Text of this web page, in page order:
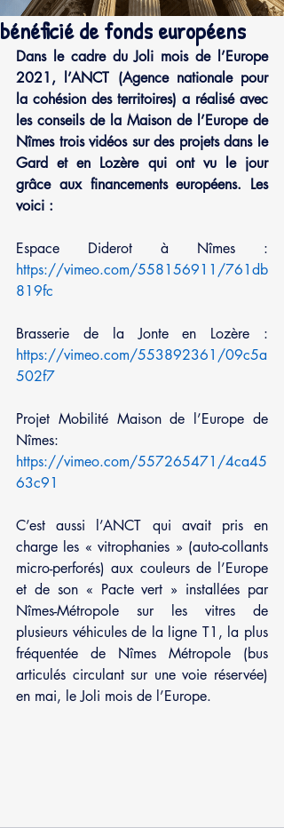
bénéficié de fonds européens
Dans le cadre du Joli mois de l’Europe
2021, l’ANCT (Agence nationale pour
la cohésion des territoires) a réalisé avec
les conseils de la Maison de l’Europe de
Nîmes trois vidéos sur des projets dans le
Gard et en Lozère qui ont vu le jour
grâce aux financements européens. Les
voici :
https://vimeo.com/558156911/761db
819fc
https://vimeo.com/553892361/09c5a
502f7
Projet Mobilité Maison de l’Europe de
https://vimeo.com/557265471/4ca45
63c91
C’est aussi l’ANCT qui avait pris en
charge les « vitrophanies » (auto-collants
micro-perforés) aux couleurs de l’Europe
et de son « Pacte vert » installées par
Nîmes-Métropole sur les vitres de
plusieurs véhicules de la ligne T1, la plus
fréquentée de Nîmes Métropole (bus
articulés circulant sur une voie réservée)
en mai, le Joli mois de l’Europe.